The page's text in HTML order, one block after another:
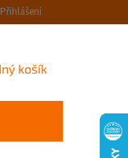
Přihlášení
košík